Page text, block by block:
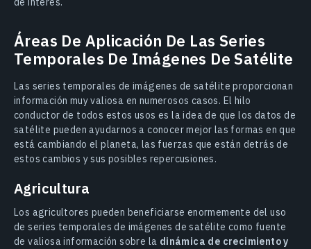
Áreas De Aplicación De Las Series
Temporales De Imágenes De Satélite
Las series temporales de imágenes de satélite proporcionan
información muy valiosa en numerosos casos. El hilo
conductor de todos estos usos es la idea de que los datos de
satélite pueden ayudarnos a conocer mejor las formas en que
está cambiando el planeta, las fuerzas que están detrás de
estos cambios y sus posibles repercusiones.
Agricultura
Los agricultores pueden beneficiarse enormemente del uso
de series temporales de imágenes de satélite como fuente
de valiosa información sobre la dinámica de crecimiento y